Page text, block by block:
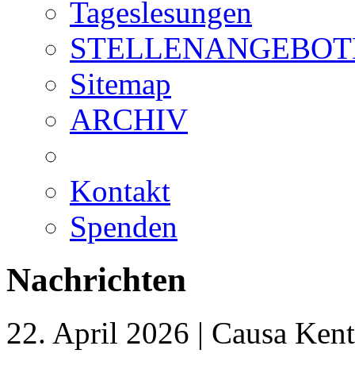
Tageslesungen
Sitemap
ARCHIV
Kontakt
Spenden
Nachrichten
22. April 2026 | Causa